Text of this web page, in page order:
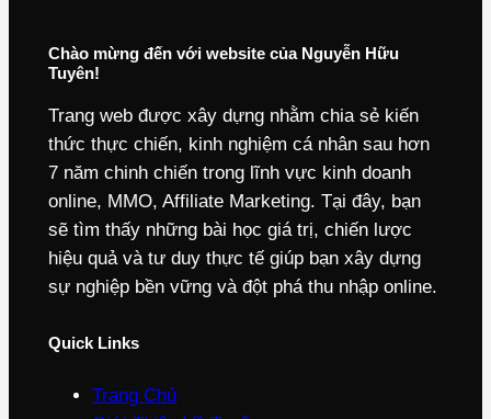
Chào mừng đến với website của Nguyễn Hữu
Tuyên!
Trang web được xây dựng nhằm chia sẻ kiến
thức thực chiến, kinh nghiệm cá nhân sau hơn
7 năm chinh chiến trong lĩnh vực kinh doanh
online, MMO, Affiliate Marketing. Tại đây, bạn
sẽ tìm thấy những bài học giá trị, chiến lược
hiệu quả và tư duy thực tế giúp bạn xây dựng
sự nghiệp bền vững và đột phá thu nhập online.
Quick Links
Trang Chủ